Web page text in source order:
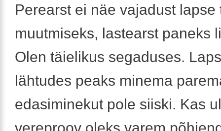
Perearst ei näe vajadust lapse
muutmiseks, lastearst paneks
Olen täielikus segaduses.
lähtudes peaks minema
edasiminekut pole siiski. Kas
vereproov oleks varem